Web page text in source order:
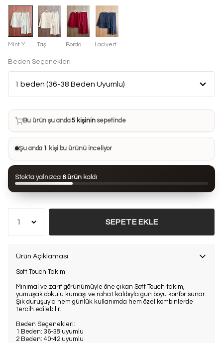
Mint Yeşili Taş Bordo Lacivert
Beden Seçenekleri
Bu ürün son 7 günde8 kezsatın alındı
Bu ürün şu anda5 kişininsepetinde
Bu ürünü 27 kişi favorilerine ekledi
Bu ürün son 24 saatte124 kezgörüntülendi
Şu anda 1 kişi bu ürünü inceliyor
Stokta yalnızca 6 ürün kaldı
SEPETE EKLE
Ürün Açıklaması
Soft Touch Takım
Minimal ve zarif görünümüyle öne çıkan Soft Touch takım,
yumuşak dokulu kumaşı ve rahat kalıbıyla gün boyu konfor sunar.
Şık duruşuyla hem günlük kullanımda hem özel kombinlerde
tercih edilebilir.
Beden Seçenekleri:
1 Beden: 36-38 uyumlu
2 Beden: 40-42 uyumlu